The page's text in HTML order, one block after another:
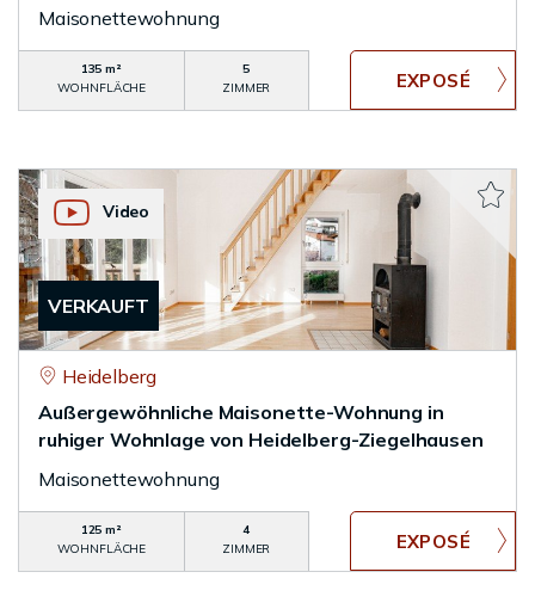
Maisonettewohnung
135 m²
WOHNFLÄCHE
5
ZIMMER
VERKAUFT
Video
Heidelberg
Außergewöhnliche Maisonette-Wohnung in
ruhiger Wohnlage von Heidelberg-Ziegelhausen
Maisonettewohnung
125 m²
WOHNFLÄCHE
4
ZIMMER